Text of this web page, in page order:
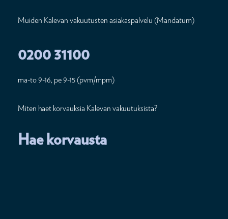
Muiden Kalevan vakuutusten asiakaspalvelu (Mandatum)
0200 31100
ma-to 9-16, pe 9-15 (pvm/mpm)
Miten haet korvauksia Kalevan vakuutuksista?
Hae korvausta